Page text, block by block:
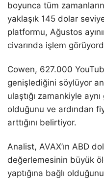
boyunca tüm
yaklaşık 145 dolar
platformu, Ağustos
civarında işlem
Cowen, 627.000
genişlediğini söylüyor
ulaştığı zamankiyle
olduğunu ve ardından
arttığını belirtiyor.
Analist, AVAX’ın ABD
değerlemesinin büyük
yaptığına bağlı